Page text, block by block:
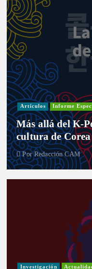
Artículos Informe
Más allá del K-
cultura de
PorRedacción CAM
Investigación